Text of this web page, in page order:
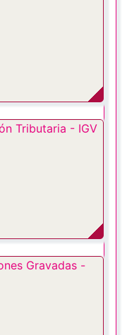
Tributaria - IGV
Gravadas -